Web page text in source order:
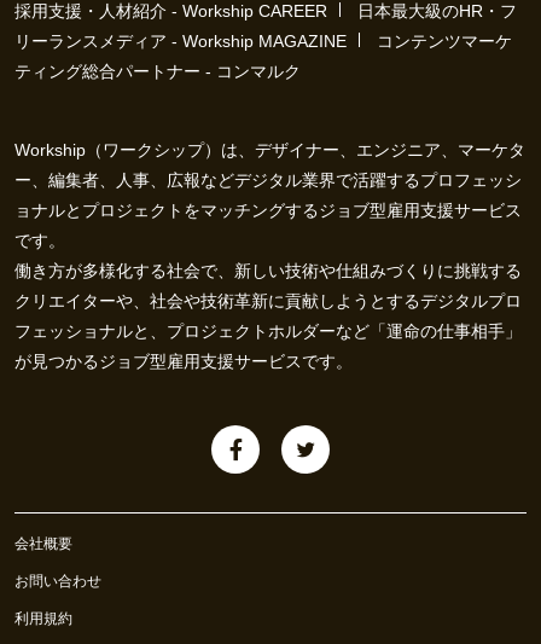
採用支援・人材紹介 - Workship CAREER
日本最大級のHR・フ
リーランスメディア - Workship MAGAZINE
コンテンツマーケ
ティング総合パートナー - コンマルク
Workship（ワークシップ）は、デザイナー、エンジニア、マーケタ
ー、編集者、人事、広報などデジタル業界で活躍するプロフェッシ
ョナルとプロジェクトをマッチングするジョブ型雇用支援サービス
です。
働き方が多様化する社会で、新しい技術や仕組みづくりに挑戦する
クリエイターや、社会や技術革新に貢献しようとするデジタルプロ
フェッショナルと、プロジェクトホルダーなど「運命の仕事相手」
が見つかるジョブ型雇用支援サービスです。
会社概要
お問い合わせ
利用規約